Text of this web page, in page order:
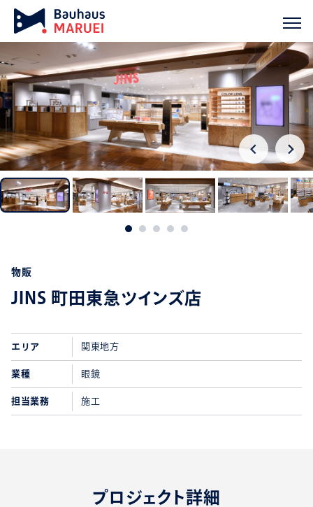
ホーム 実績紹介 chevron_right
物販
JINS 町田東急ツインズ店
エリア 関東地方
業種 眼鏡
担当業務 施工
プロジェクト詳細